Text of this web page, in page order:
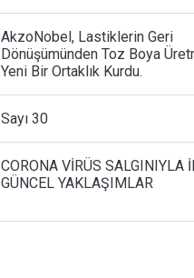
AkzoNobel, Lastiklerin Geri
Dönüşümünden Toz Boya
Yeni Bir Ortaklık Kurdu.
Sayı 30
CORONA VİRÜS SALGINIYLA
GÜNCEL YAKLAŞIMLAR